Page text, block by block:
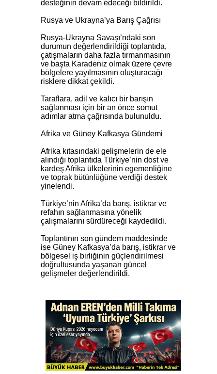
desteğinin devam edeceği bildirildi.
Rusya ve Ukrayna’ya Barış Çağrısı
Rusya-Ukrayna Savaşı’ndaki son
durumun değerlendirildiği toplantıda,
çatışmaların daha fazla tırmanmasının
ve başta Karadeniz olmak üzere çevre
bölgelere yayılmasının oluşturacağı
risklere dikkat çekildi.
Taraflara, adil ve kalıcı bir barışın
sağlanması için bir an önce somut
adımlar atma çağrısında bulunuldu.
Afrika ve Güney Kafkasya Gündemi
Afrika kıtasındaki gelişmelerin de ele
alındığı toplantıda Türkiye’nin dost ve
kardeş Afrika ülkelerinin egemenliğine
ve toprak bütünlüğüne verdiği destek
yinelendi.
Türkiye’nin Afrika’da barış, istikrar ve
refahın sağlanmasına yönelik
çalışmalarını sürdüreceği kaydedildi.
Toplantının son gündem maddesinde
ise Güney Kafkasya’da barış, istikrar ve
bölgesel iş birliğinin güçlendirilmesi
doğrultusunda yaşanan güncel
gelişmeler değerlendirildi.